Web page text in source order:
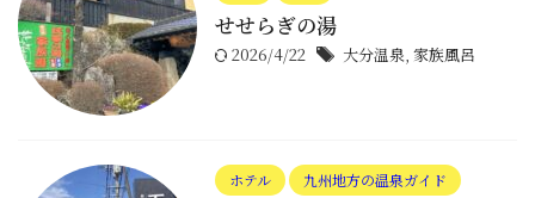
せせらぎの湯
2026/4/22 大分温泉, 家族風呂
ホテル
九州地方の温泉ガイド